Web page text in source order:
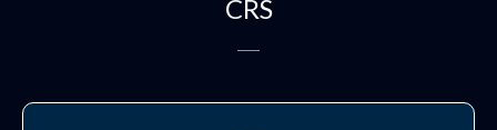
CRS